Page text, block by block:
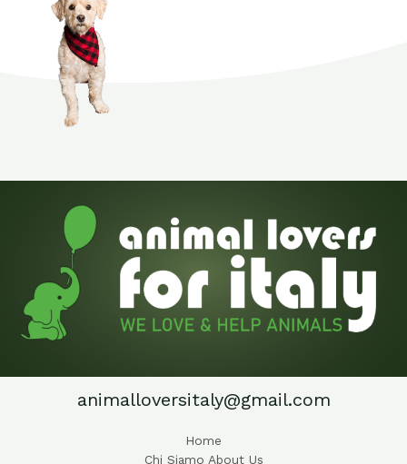
animalloversitaly@gmail.com
Home
Chi Siamo About Us